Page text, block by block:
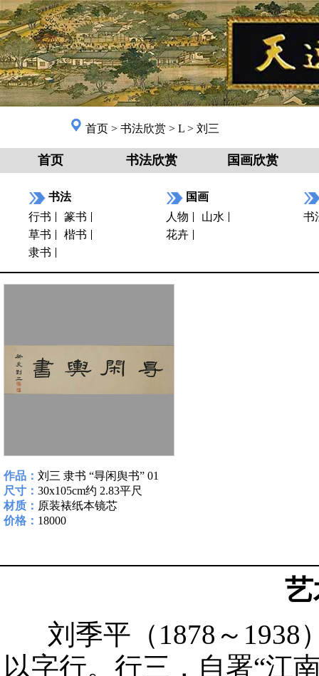
首页 > 书法欣赏 > L > 刘三
首页 书法欣赏 国画欣赏
书法
行书
篆书
草书
楷书
隶书
国画
人物
山水
花卉
书
作品： 刘三 隶书 “㝵闲舆书” 01
尺寸： 30x105cm约 2.83平尺
材质： 原装裱纸本镜芯
价格： 18000
刘季平（1878～1938
以字行。行三，自署“江